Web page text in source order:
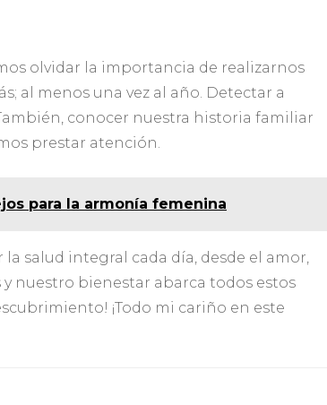
olvidar la importancia de realizarnos
al menos una vez al año. Detectar a
conocer nuestra historia familiar
prestar atención.
para la armonía femenina
salud integral cada día, desde el amor,
nuestro bienestar abarca todos estos
¡Todo mi cariño en este